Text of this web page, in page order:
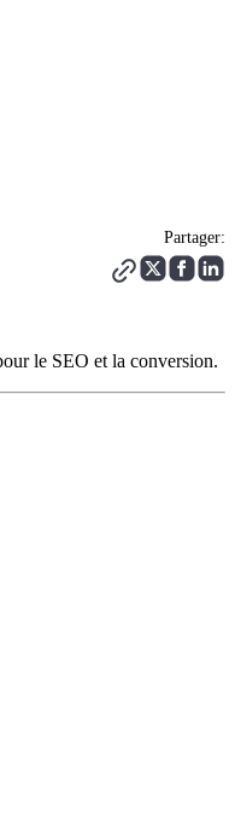
Partager:
le SEO et la conversion.